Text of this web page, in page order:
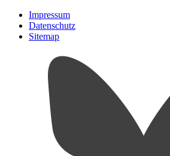
Impressum
Datenschutz
Sitemap